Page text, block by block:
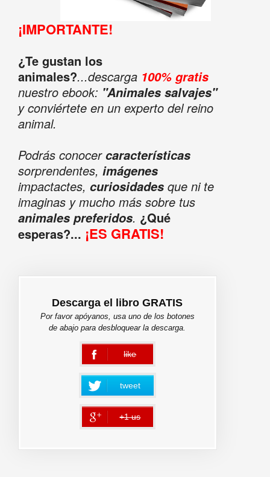
¡IMPORTANTE!
¿Te gustan los
animales?...descarga 100% gratis
nuestro ebook: "Animales salvajes"
y conviértete en un experto del reino
animal.
Podrás conocercaracterísticas
sorprendentes, imágenes
impactactes, curiosidadesque ni te
imaginas y mucho más sobre tus
animales preferidos. ¿Qué
esperas?... ¡ES GRATIS!
Descarga el libro GRATIS
Por favor apóyanos, usa uno de los botones
de abajo para desbloquear la descarga.
like
error
tweet
+1 us
error